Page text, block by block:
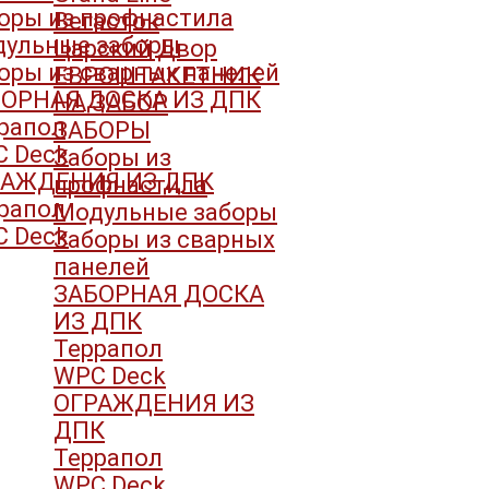
Вегасток
Царский Двор
ЕВРОШТАКЕТНИК
НА ЗАБОР
ЗАБОРЫ
Заборы из
профнастила
Модульные заборы
Заборы из сварных
панелей
ЗАБОРНАЯ ДОСКА
ИЗ ДПК
Террапол
WPC Deck
ОГРАЖДЕНИЯ ИЗ
ДПК
Террапол
из профнастила
заборы
из сварных панелей
ДОСКА ИЗ ДПК
Deck
ИЗ ДПК
Deck